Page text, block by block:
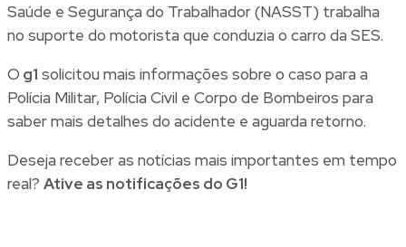
Saúde e Segurança do Trabalhador (NASST) trabalha
no suporte do motorista que conduzia o carro da SES.
O g1 solicitou mais informações sobre o caso para a
Polícia Militar, Polícia Civil e Corpo de Bombeiros para
saber mais detalhes do acidente e aguarda retorno.
Deseja receber as notícias mais importantes em tempo
real? Ative as notificações do G1!